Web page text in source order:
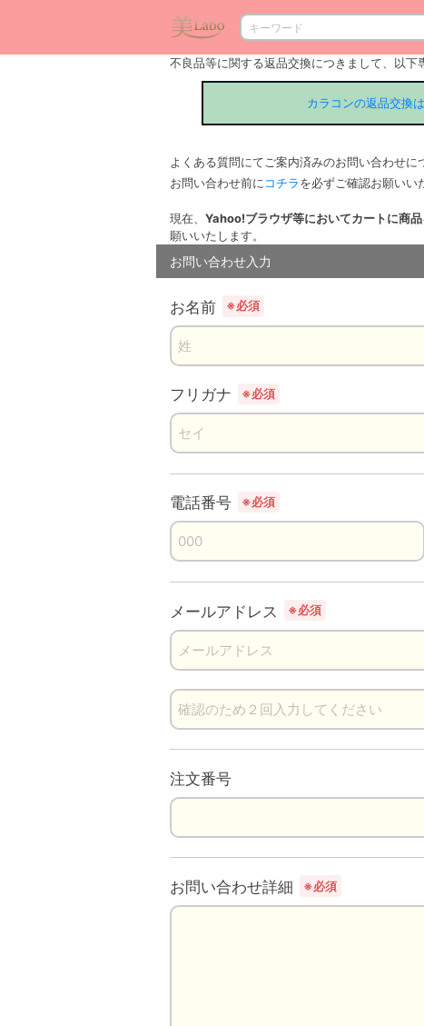
不良品等に関する返品交換につきまして、以下
カラコンの返品交換
よくある質問にてご案内済みのお問い合わせに
お問い合わせ前に コチラを必ずご確認お願いい
現在、 Yahoo!ブラウザ等においてカートに商
願いいたします。
お問い合わせ入力
お名前 ※必須
フリガナ ※必須
電話番号 ※必須
メールアドレス ※必須
注文番号
お問い合わせ詳細 ※必須